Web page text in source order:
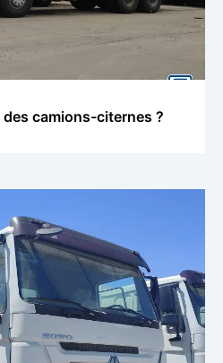
camions-citernes ?